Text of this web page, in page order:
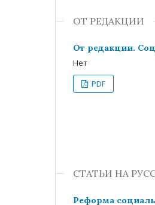
ОТ РЕДАКЦИИ
От редакции.
Нет
PDF
СТАТЬИ НА
Реформа